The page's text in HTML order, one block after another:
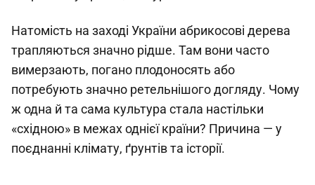
Натомість на заході України абрикосові дерева
трапляються значно рідше. Там вони часто
вимерзають, погано плодоносять або
потребують значно ретельнішого догляду. Чому
ж одна й та сама культура стала настільки
«східною» в межах однієї країни? Причина — у
поєднанні клімату, ґрунтів та історії.